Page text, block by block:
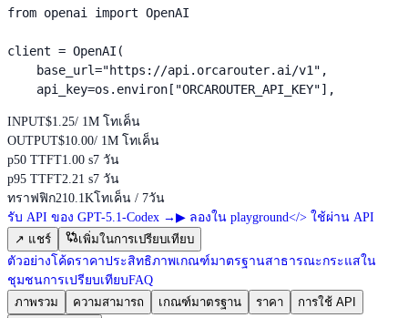
from openai import OpenAI
client = OpenAI(
    base_url="https://api.orcarouter.ai/v1",
    api_key=os.environ["ORCAROUTER_API_KEY"],
INPUT$1.25/ 1M โทเค็น
OUTPUT$10.00/ 1M โทเค็น
p50 TTFT1.00 s7 วัน
p95 TTFT2.21 s7 วัน
ทราฟฟิก210.1K โทเค็น / 7วัน
รับ API ของ GPT-5.1-Codex → ▶ ลองใน playground</> ใช้ผ่าน API
↗ แชร์
เพิ่มในการเปรียบเทียบ
ตัวอย่างโค้ดราคาประสิทธิภาพเกณฑ์มาตรฐานสาธารณะกระแสใน
ชุมชนการเปรียบเทียบFAQ
ภาพรวม
ความสามารถ เกณฑ์มาตรฐาน ราคา
การใช้ API